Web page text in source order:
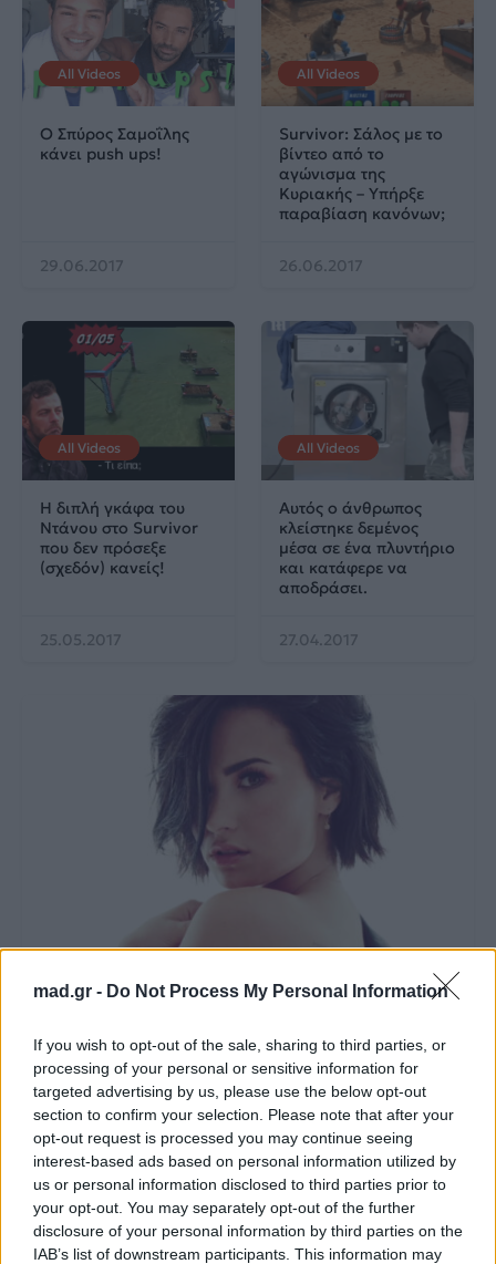
mad.gr - Do Not Process My Personal Information
If you wish to opt-out of the sale, sharing to third parties, or
processing of your personal or sensitive information for
targeted advertising by us, please use the below opt-out
section to confirm your selection. Please note that after your
opt-out request is processed you may continue seeing
interest-based ads based on personal information utilized by
us or personal information disclosed to third parties prior to
your opt-out. You may separately opt-out of the further
disclosure of your personal information by third parties on the
IAB’s list of downstream participants. This information may
All Videos
Ο Σπύρος Σαμοΐλης
κάνει push ups!
29.06.2017
All Videos
Survivor: Σάλος με το
βίντεο από το
αγώνισμα της
Κυριακής – Υπήρξε
παραβίαση κανόνων;
26.06.2017
All Videos
H διπλή γκάφα του
Ντάνου στο Survivor
που δεν πρόσεξε
(σχεδόν) κανείς!
25.05.2017
All Videos
Αυτός ο άνθρωπος
κλείστηκε δεμένος
μέσα σε ένα πλυντήριο
και κατάφερε να
αποδράσει.
27.04.2017
All Videos
Ο James Corden και το challenge με την Demi Lovato
που είναι πάλι υπέροχο.
07.04.2017